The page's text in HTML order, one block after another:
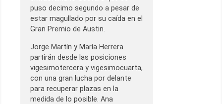
puso decimo segundo a pesar de
estar magullado por su caída en el
Gran Premio de Austin.
Jorge Martín y María Herrera
partirán desde las posiciones
vigesimotercera y vigesimocuarta,
con una gran lucha por delante
para recuperar plazas en la
medida de lo posible. Ana